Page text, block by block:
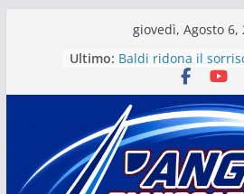
giovedì, Agosto 6,
Ultimo: Baldi ridona il
La stagione del
tra i fuochi d’artificio
Il Matera 1933 al
grande futuro.
presidente Michele
Il Bue rinasce. E
Matera – Palmese